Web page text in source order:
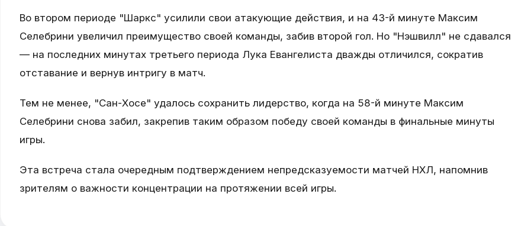
Во втором периоде "Шаркс" усилили свои атакующие действия, и на 43-й минуте Максим
Селебрини увеличил преимущество своей команды, забив второй гол. Но "Нэшвилл" не сдавался
— на последних минутах третьего периода Лука Евангелиста дважды отличился, сократив
отставание и вернув интригу в матч.
Тем не менее, "Сан-Хосе" удалось сохранить лидерство, когда на 58-й минуте Максим
Селебрини снова забил, закрепив таким образом победу своей команды в финальные минуты
игры.
Эта встреча стала очередным подтверждением непредсказуемости матчей НХЛ, напомнив
зрителям о важности концентрации на протяжении всей игры.